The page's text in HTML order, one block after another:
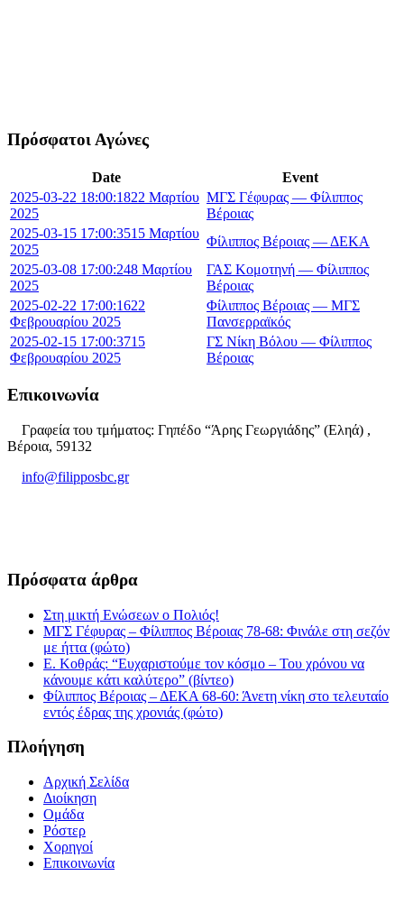
Πρόσφατοι Αγώνες
Date
Event
2025-03-22 18:00:1822 Μαρτίου
2025
ΜΓΣ Γέφυρας — Φίλιππος
Βέροιας
2025-03-15 17:00:3515 Μαρτίου
2025
Φίλιππος Βέροιας — ΔΕΚΑ
2025-03-08 17:00:248 Μαρτίου
2025
ΓΑΣ Κομοτηνή — Φίλιππος
Βέροιας
2025-02-22 17:00:1622
Φεβρουαρίου 2025
Φίλιππος Βέροιας — ΜΓΣ
Πανσερραϊκός
2025-02-15 17:00:3715
Φεβρουαρίου 2025
ΓΣ Νίκη Βόλου — Φίλιππος
Βέροιας
Επικοινωνία
Γραφεία του τμήματος: Γηπέδο “Άρης Γεωργιάδης” (Εληά) ,
Βέροια, 59132
info@filipposbc.gr
Πρόσφατα άρθρα
Στη μικτή Ενώσεων ο Πολιός!
ΜΓΣ Γέφυρας – Φίλιππος Βέροιας 78-68: Φινάλε στη σεζόν
με ήττα (φώτο)
Ε. Κοθράς: “Ευχαριστούμε τον κόσμο – Του χρόνου να
κάνουμε κάτι καλύτερο” (βίντεο)
Φίλιππος Βέροιας – ΔΕΚΑ 68-60: Άνετη νίκη στο τελευταίο
εντός έδρας της χρονιάς (φώτο)
Πλοήγηση
Αρχική Σελίδα
Διοίκηση
Ομάδα
Ρόστερ
Χορηγοί
Επικοινωνία